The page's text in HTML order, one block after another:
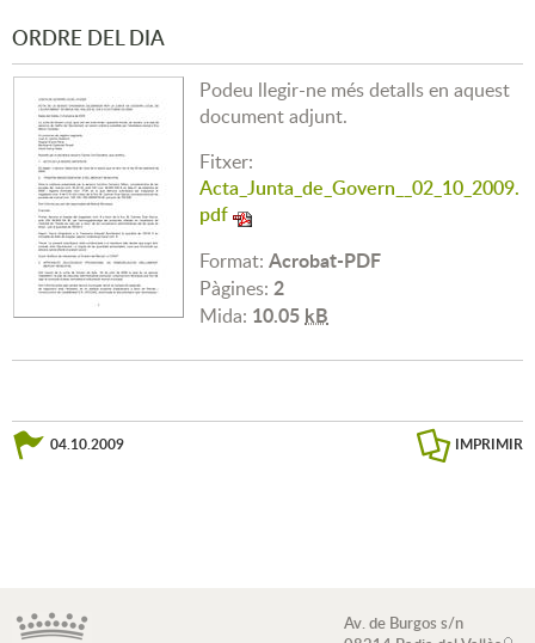
ORDRE DEL DIA
Podeu llegir-ne més detalls en aquest
document adjunt.
Fitxer:
Acta_Junta_de_Govern__02_10_2009.
pdf
Format: Acrobat-PDF
Pàgines: 2
Mida: 10.05 kB
04.10.2009 IMPRIMIR
Av. de Burgos s/n